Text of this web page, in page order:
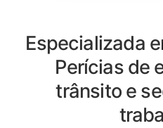
Especializada
Perícias de
trânsito e